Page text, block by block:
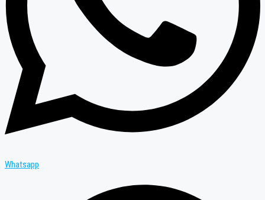
Whatsapp